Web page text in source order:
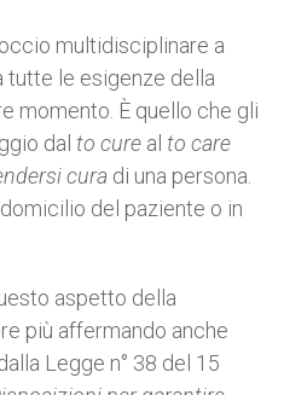
multidisciplinare a
tutte le esigenze della
momento. È quello che gli
dal to cure al to care
cura di una persona.
del paziente o in
aspetto della
più affermando anche
Legge n° 38 del 15